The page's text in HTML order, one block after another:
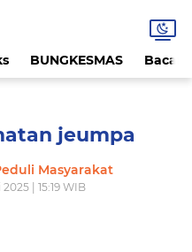
BUNGKESMAS
jeumpa
Masyarakat
| 15:19 WIB